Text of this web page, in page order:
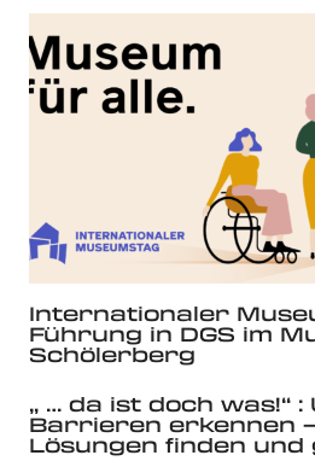
Internationaler
Führung in DGS im
Schölerberg
„ … da ist doch was!“
Barrieren erkennen
Lösungen finden und